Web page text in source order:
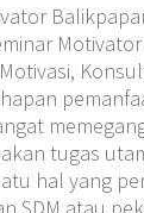
tugas
hal yang
SDM atau